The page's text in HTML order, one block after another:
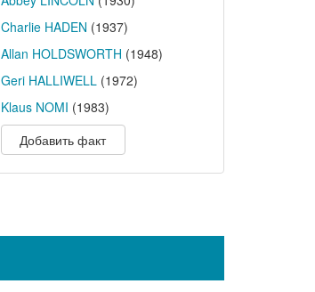
Charlie HADEN (1937)
Allan HOLDSWORTH (1948)
Geri HALLIWELL(1972)
Klaus NOMI (1983)
Добавить факт